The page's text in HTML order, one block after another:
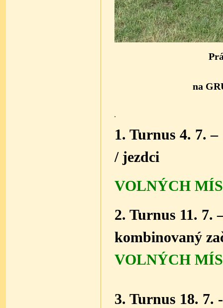
na
1. Turnus 4. 7.
/ jezdci
VOLNÝCH
2. Turnus 11. 7.
kombinovaný
VOLNÝCH
3. Turnus 18. 7.